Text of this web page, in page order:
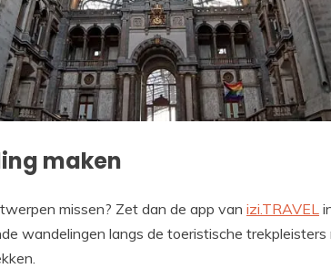
maken
missen? Zet dan de app van izi.TRAVEL
wandelingen langs de toeristische trekpleisters